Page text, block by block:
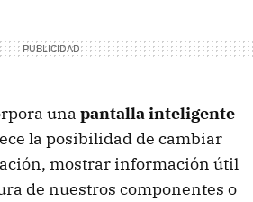
una pantalla inteligente
la posibilidad de cambiar
mostrar información útil
de nuestros componentes o